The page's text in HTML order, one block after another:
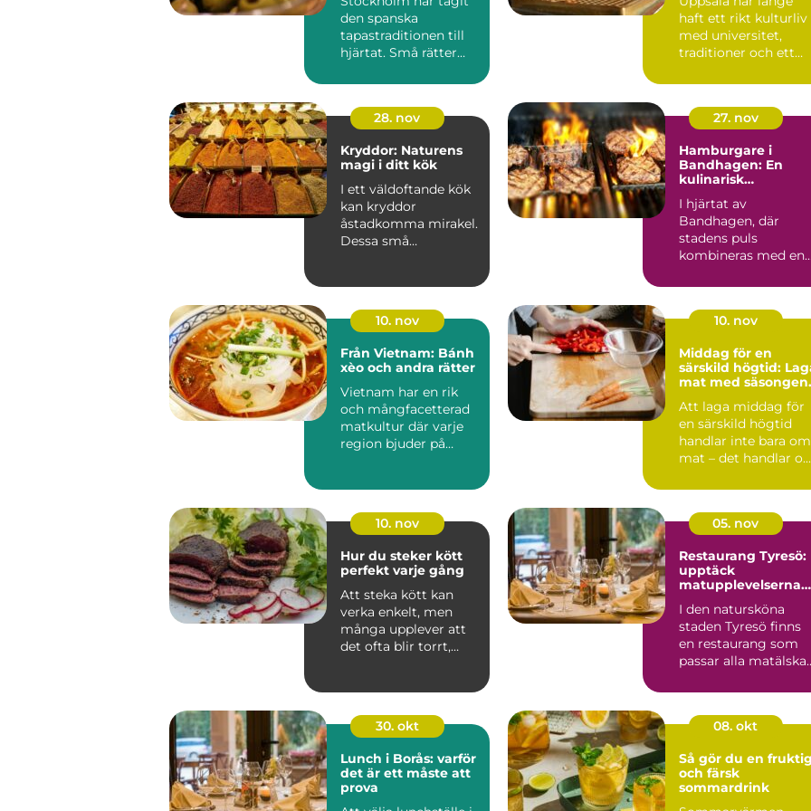
den spanska
tapastraditionen till
hjärtat. Små rätter
haft ett rikt kulturliv
med universitet,
traditioner och ett
28. nov
Kryddor: Naturens
magi i ditt kök
I ett väldoftande kök
kan kryddor
åstadkomma mirakel.
Dessa små
27. nov
Hamburgare i
Bandhagen: En
kulinarisk
I hjärtat av
Bandhagen, där
stadens puls
kombineras med en
finner ...
10. nov
Från Vietnam: Bánh
xèo och andra rätter
Vietnam har en rik
och mångfacetterad
matkultur där varje
region bjuder på
10. nov
Middag för en
särskild högtid:
mat med
Att laga middag för
en särskild högtid
handlar inte bara om
mat – det handlar o...
10. nov
Hur du steker kött
perfekt varje gång
Att steka kött kan
verka enkelt, men
många upplever att
det ofta blir torrt,
05. nov
Restaurang Tyresö:
upptäck
matupplevelserna
I den natursköna
staden Tyresö finns
en restaurang som
passar alla
30. okt
Lunch i Borås: varför
det är ett måste att
prova
08. okt
Så gör du en
och färsk
sommardrink